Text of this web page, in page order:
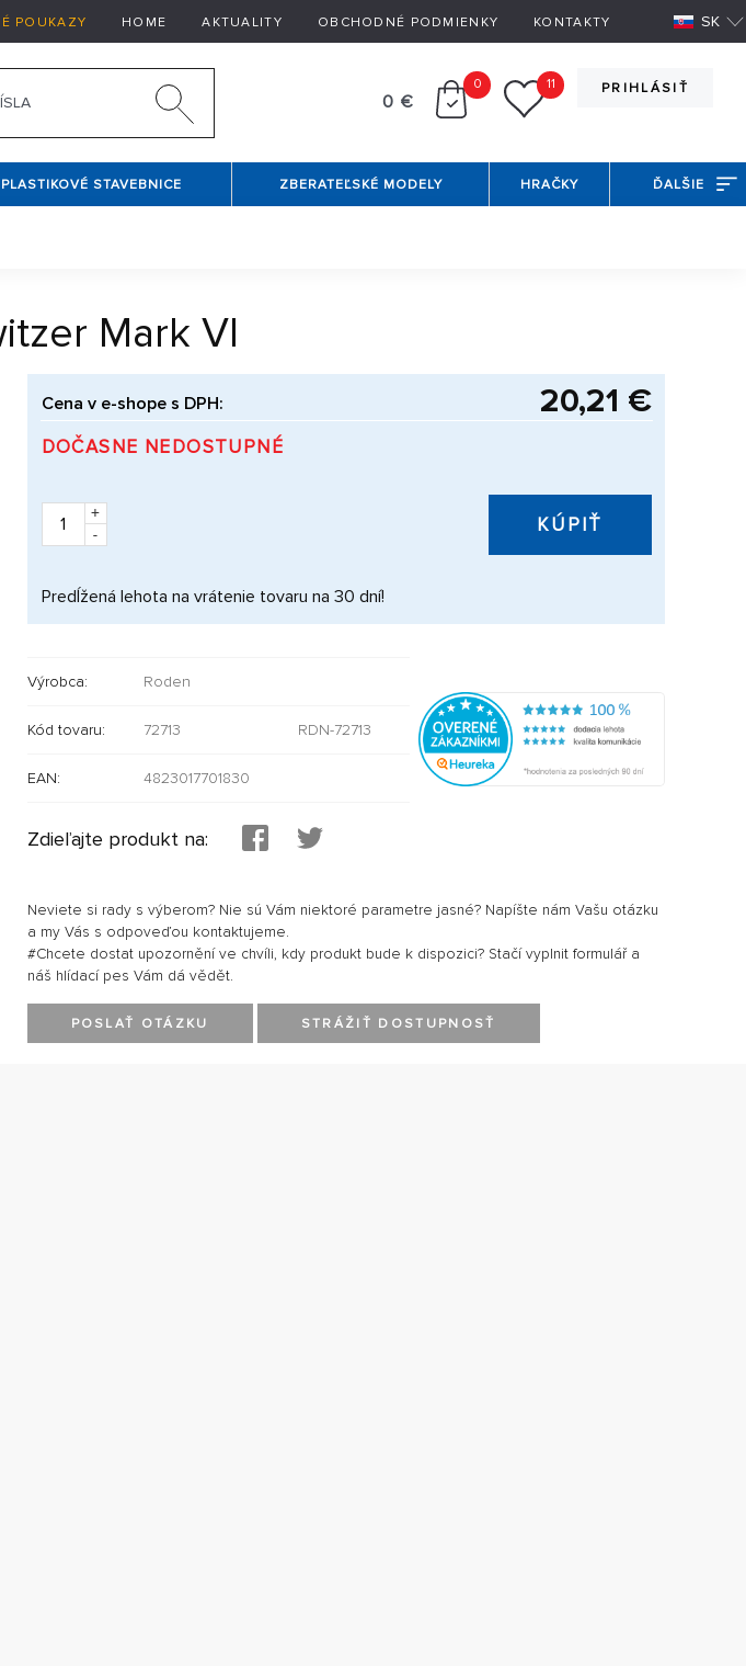
POUKAZY HOME AKTUALITY OBCHODNÉ PODMIENKY KONTAKTY SK
PRIHLÁSIŤ
0 €
0 11
PLASTIKOVÉ STAVEBNICE ZBERATEĽSKÉ MODELY HRAČKY ĎALŠIE
Mark VI
Cena v e-shope s DPH: 20,21 €
DOČASNE NEDOSTUPNÉ
+
-
KÚPIŤ
Predĺžená lehota na vrátenie tovaru na 30 dní!
Výrobca: Roden
Kód tovaru: 72713 RDN-72713
EAN: 4823017701830
Zdieľajte produkt na:
Neviete si rady s výberom? Nie sú Vám niektoré parametre jasné? Napíšte nám Vašu otázku
a my Vás s odpoveďou kontaktujeme.
#Chcete dostat upozornění ve chvíli, kdy produkt bude k dispozici? Stačí vyplnit formulář a
náš hlídací pes Vám dá vědět.
POSLAŤ OTÁZKU STRÁŽIŤ DOSTUPNOSŤ